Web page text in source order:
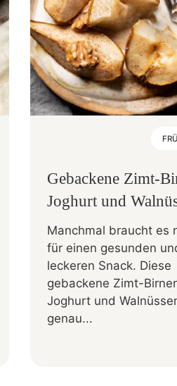
Gebackene Zimt-
Joghurt und
Manchmal braucht es
für einen gesunden
leckeren Snack. Diese
gebackene Zimt-
Joghurt und
genau...